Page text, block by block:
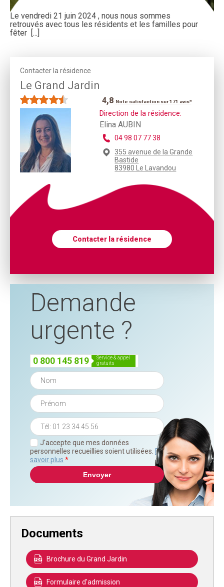
Le vendredi 21 juin 2024 , nous nous sommes
retrouvés avec tous les résidents et les familles pour
fêter [...]
Contacter la résidence
Le Grand Jardin
4,8 Note satisfaction sur 171 avis*
Direction de la résidence:
Elina AUBIN
04 98 07 77 38
355 avenue de la Grande
Bastide
83980 Le Lavandou
Contacter la résidence
Demande
urgente ?
0 800 145 819
service & appel
gratuits
J'accepte que mes données
personnelles recueillies soient utilisées. En
savoir plus *
Documents
Brochure du Grand Jardin
Formulaire d'admission